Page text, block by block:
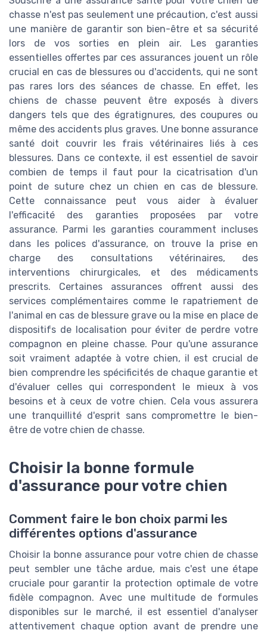
chasse n'est pas seulement une précaution, c'est aussi
une manière de garantir son bien-être et sa sécurité
lors de vos sorties en plein air. Les garanties
essentielles offertes par ces assurances jouent un rôle
crucial en cas de blessures ou d'accidents, qui ne sont
pas rares lors des séances de chasse. En effet, les
chiens de chasse peuvent être exposés à divers
dangers tels que des égratignures, des coupures ou
même des accidents plus graves. Une bonne assurance
santé doit couvrir les frais vétérinaires liés à ces
blessures. Dans ce contexte, il est essentiel de savoir
combien de temps il faut pour la cicatrisation d'un
point de suture chez un chien en cas de blessure.
Cette connaissance peut vous aider à évaluer
l'efficacité des garanties proposées par votre
assurance. Parmi les garanties couramment incluses
dans les polices d'assurance, on trouve la prise en
charge des consultations vétérinaires, des
interventions chirurgicales, et des médicaments
prescrits. Certaines assurances offrent aussi des
services complémentaires comme le rapatriement de
l'animal en cas de blessure grave ou la mise en place de
dispositifs de localisation pour éviter de perdre votre
compagnon en pleine chasse. Pour qu'une assurance
soit vraiment adaptée à votre chien, il est crucial de
bien comprendre les spécificités de chaque garantie et
d'évaluer celles qui correspondent le mieux à vos
besoins et à ceux de votre chien. Cela vous assurera
une tranquillité d'esprit sans compromettre le bien-
être de votre chien de chasse.
Choisir la bonne formule
d'assurance pour votre chien
Comment faire le bon choix parmi les
différentes options d'assurance
Choisir la bonne assurance pour votre chien de chasse
peut sembler une tâche ardue, mais c'est une étape
cruciale pour garantir la protection optimale de votre
fidèle compagnon. Avec une multitude de formules
disponibles sur le marché, il est essentiel d'analyser
attentivement chaque option avant de prendre une